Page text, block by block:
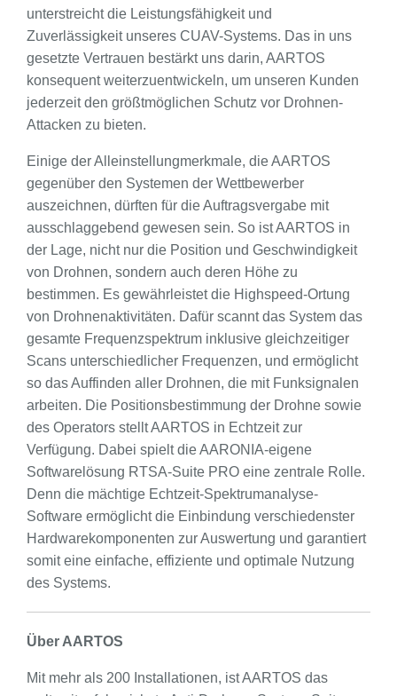
unterstreicht die Leistungsfähigkeit und
Zuverlässigkeit unseres CUAV-Systems. Das in uns
gesetzte Vertrauen bestärkt uns darin, AARTOS
konsequent weiterzuentwickeln, um unseren Kunden
jederzeit den größtmöglichen Schutz vor Drohnen-
Attacken zu bieten.
Einige der Alleinstellungmerkmale, die AARTOS
gegenüber den Systemen der Wettbewerber
auszeichnen, dürften für die Auftragsvergabe mit
ausschlaggebend gewesen sein. So ist AARTOS in
der Lage, nicht nur die Position und Geschwindigkeit
von Drohnen, sondern auch deren Höhe zu
bestimmen. Es gewährleistet die Highspeed-Ortung
von Drohnenaktivitäten. Dafür scannt das System das
gesamte Frequenzspektrum inklusive gleichzeitiger
Scans unterschiedlicher Frequenzen, und ermöglicht
so das Auffinden aller Drohnen, die mit Funksignalen
arbeiten. Die Positionsbestimmung der Drohne sowie
des Operators stellt AARTOS in Echtzeit zur
Verfügung. Dabei spielt die AARONIA-eigene
Softwarelösung RTSA-Suite PRO eine zentrale Rolle.
Denn die mächtige Echtzeit-Spektrumanalyse-
Software ermöglicht die Einbindung verschiedenster
Hardwarekomponenten zur Auswertung und garantiert
somit eine einfache, effiziente und optimale Nutzung
des Systems.
Über AARTOS
Mit mehr als 200 Installationen, ist AARTOS das